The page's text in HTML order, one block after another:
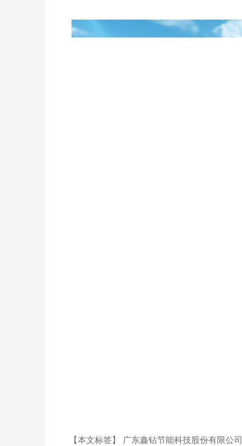
【本文标签】 广东鑫钻节能科技股份有限公司